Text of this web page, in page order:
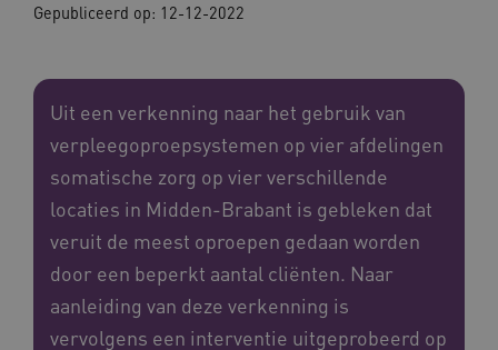
Gepubliceerd op: 12-12-2022
Uit een verkenning naar het gebruik van
verpleegoproepsystemen op vier afdelingen
somatische zorg op vier verschillende
locaties in Midden-Brabant is gebleken dat
veruit de meest oproepen gedaan worden
door een beperkt aantal cliënten. Naar
aanleiding van deze verkenning is
vervolgens een interventie uitgeprobeerd op